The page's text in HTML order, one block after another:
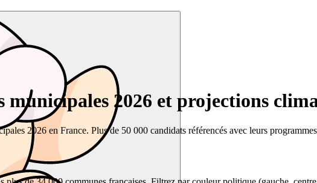
2026 et projections
2026 en France. Plus de 50 000 candidats référencés avec leurs